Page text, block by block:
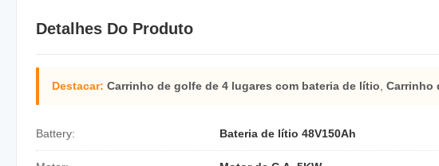
Detalhes Do Produto
Destacar: Carrinho de golfe de 4 lugares com bateria de lítio Carrinho
Battery: Bateria de lítio 48V150Ah